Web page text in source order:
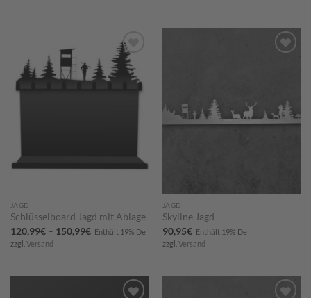
Zum
Merkzettel
hinzufügen
JAGD
Schlüsselboard Jagd mit Ablage
120,99€ – 150,99€Preisspanne:
Enthält 19% De
zzgl. Versand
JAGD
Skyline Jagd
90,95€ Enthält 19% De
zzgl. Versand